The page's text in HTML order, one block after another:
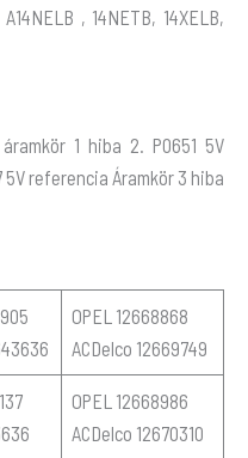
A14NELB , 14NETB, 14XELB,
1 hiba 2. P0651 5V
referencia Áramkör 3 hiba
OPEL 12668868
ACDelco 12669749
OPEL 12668986
ACDelco 12670310